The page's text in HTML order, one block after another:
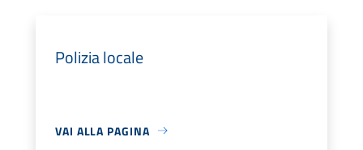
Polizia locale
VAI ALLA PAGINA